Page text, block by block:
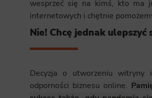
wesprzeć się na kimś, kto ma
internetowych i chętnie
Nie! Chcę jednak
Decyzja o utworzeniu
odporności biznesu online.